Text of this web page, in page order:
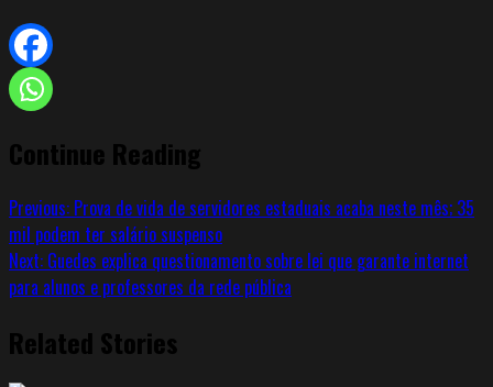
Continue Reading
Previous: Prova de vida de servidores estaduais acaba neste mês; 35
mil podem ter salário suspenso
Next: Guedes explica questionamento sobre lei que garante internet
para alunos e professores da rede pública
Related Stories